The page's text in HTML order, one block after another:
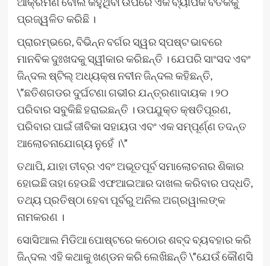
ପ୍ରଜ୍ୱଳିତ କରିଛି ।
ପ୍ରାରମ୍ଭରେ, ବିଭିନ୍ନ ବର୍ଗର ସ୍ୱର ସ୍ପଷ୍ଟ ଭାବରେ
ମାନବିକ ଦୁଃଖଦକୁ ସ୍ୱୀକାର କରିଛନ୍ତି । ଯେପରି ସାଂସଦ ଏବଂ
ଜିନ୍ଦଲ ଷ୍ଟିଲ୍ ଅଧ୍ୟକ୍ଷ ନବୀନ ଜିନ୍ଦଲ କହିଛନ୍ତି,
\”ଛତିଶଗଡର ଦୁର୍ଘଟଣା ଗଭୀର ଯନ୍ତ୍ରଣାଦାୟକ । ୨୦
ପରିବାର ସବୁକିଛି ହରାଇଛନ୍ତି । ଉପଯୁକ୍ତ କ୍ଷତିପୂରଣ,
ପରିବାର ପାଇଁ ଜୀବିକା ସହାୟତା ଏବଂ ଏକ ସମ୍ପୂର୍ଣ୍ଣ ତଦନ୍ତ
ଆଲୋଚନାଯୋଗ୍ୟ ନୁହେଁ ।\”
ତଥାପି, ଯାହା ତୀବ୍ର ଏବଂ ଅଭୂତପୂର୍ବ ସମାଲୋଚନାର ଶିକାର
ହୋଇଛି ତାହା ହେଉଛି ଏଫଆଇଆର ଦାଖଲ କରିବାର ପଦ୍ଧତି,
ତଥ୍ୟ ପ୍ରତିଷ୍ଠା ହେବା ପୂର୍ବରୁ ଅନିଲ ଅଗ୍ରୱାଲଙ୍କ
ନାମକରଣ ।
ସୋସିଆଲ ମିଡିଆ ପୋଷ୍ଟରେ କଠୋର ଶବ୍ଦ ବ୍ୟବହାର କରି
ଜିନ୍ଦଲ ଏହି କଥାକୁ ଖଣ୍ଡନ କରି ଲେଖିଛନ୍ତି \”ଯେଉଁ କୌଣସି